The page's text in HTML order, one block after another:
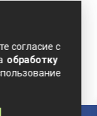
данных
согласие с
обработку